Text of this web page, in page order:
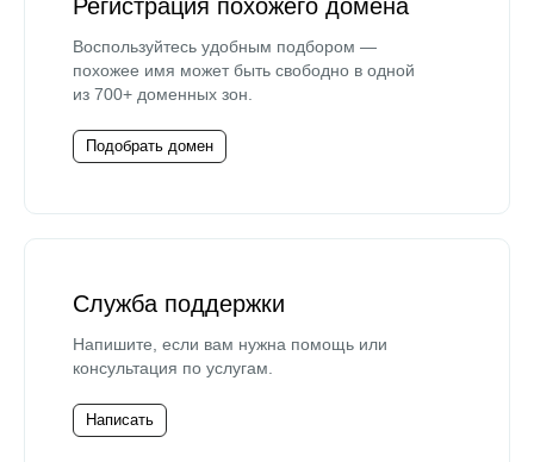
Регистрация похожего домена
Воспользуйтесь удобным подбором —
похожее имя может быть свободно в одной
из 700+ доменных зон.
Подобрать домен
Служба поддержки
Напишите, если вам нужна помощь или
консультация по услугам.
Написать